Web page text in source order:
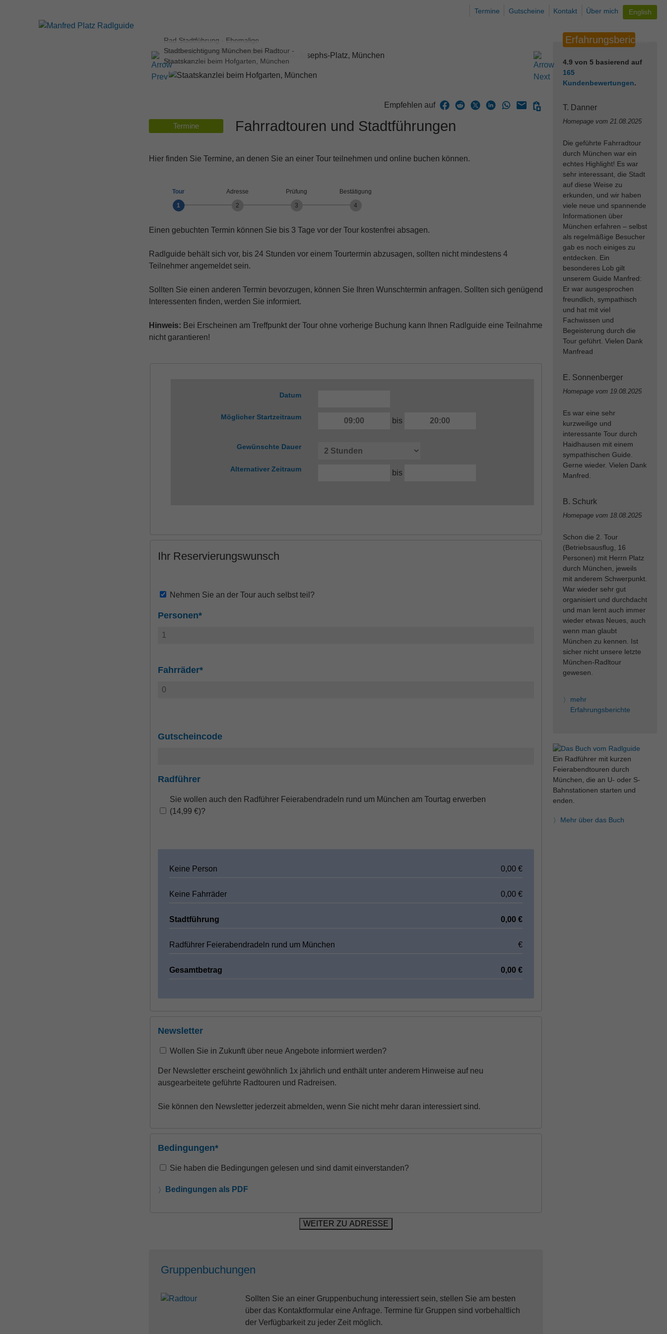
Termine Gutscheine Kontakt Über mich English
Rad Stadtführung - Ehemalige
Residenzpost am Max-Josephs-Platz,
München
Stadtbesichtigung München bei Radtour -
Staatskanzlei beim Hofgarten, München
Empfehlen auf
Termine Fahrradtouren und Stadtführungen
Hier finden Sie Termine, an denen Sie an einer Tour teilnehmen und online buchen können.
1
Tour
2
Adresse
3
Prüfung
4
Bestätigung
Einen gebuchten Termin können Sie bis 3 Tage vor der Tour kostenfrei absagen.
Radlguide behält sich vor, bis 24 Stunden vor einem Tourtermin abzusagen, sollten nicht mindestens 4
Teilnehmer angemeldet sein.
Sollten Sie einen anderen Termin bevorzugen, können Sie Ihren Wunschtermin anfragen. Sollten sich genügend
Interessenten finden, werden Sie informiert.
Hinweis: Bei Erscheinen am Treffpunkt der Tour ohne vorherige Buchung kann Ihnen Radlguide eine Teilnahme
nicht garantieren!
Datum
Möglicher Startzeitraum bis
Gewünschte Dauer
Alternativer Zeitraum bis
Ihr Reservierungswunsch
Nehmen Sie an der Tour auch selbst teil?
Personen*
Fahrräder*
Gutscheincode
Radführer
Sie wollen auch den Radführer Feierabendradeln rund um München am Tourtag erwerben
(14,99 €)?
Keine Person 0,00 €
Keine Fahrräder 0,00 €
Stadtführung 0,00 €
Radführer Feierabendradeln rund um München €
Gesamtbetrag 0,00 €
Newsletter
Wollen Sie in Zukunft über neue Angebote informiert werden?
Der Newsletter erscheint gewöhnlich 1x jährlich und enthält unter anderem Hinweise auf neu
ausgearbeitete geführte Radtouren und Radreisen.
Sie können den Newsletter jederzeit abmelden, wenn Sie nicht mehr daran interessiert sind.
Bedingungen*
Sie haben die Bedingungen gelesen und sind damit einverstanden?
Bedingungen als PDF
Gruppenbuchungen
Sollten Sie an einer Gruppenbuchung interessiert sein, stellen Sie am besten
über das Kontaktformular eine Anfrage. Termine für Gruppen sind vorbehaltlich
der Verfügbarkeit zu jeder Zeit möglich.
Erfahrungsberichte
4.9 von 5 basierend auf
165
Kundenbewertungen.
T. Danner
Homepage vom 21.08.2025
Die geführte Fahrradtour
durch München war ein
echtes Highlight! Es war
sehr interessant, die Stadt
auf diese Weise zu
erkunden, und wir haben
viele neue und spannende
Informationen über
München erfahren – selbst
als regelmäßige Besucher
gab es noch einiges zu
entdecken. Ein
besonderes Lob gilt
unserem Guide Manfred:
Er war ausgesprochen
freundlich, sympathisch
und hat mit viel
Fachwissen und
Begeisterung durch die
Tour geführt. Vielen Dank
Manfread
E. Sonnenberger
Homepage vom 19.08.2025
Es war eine sehr
kurzweilige und
interessante Tour durch
Haidhausen mit einem
sympathischen Guide.
Gerne wieder. Vielen Dank
Manfred.
B. Schurk
Homepage vom 18.08.2025
Schon die 2. Tour
(Betriebsausflug, 16
Personen) mit Herrn Platz
durch München, jeweils
mit anderem Schwerpunkt.
War wieder sehr gut
organisiert und durchdacht
und man lernt auch immer
wieder etwas Neues, auch
wenn man glaubt
München zu kennen. Ist
sicher nicht unsere letzte
München-Radltour
gewesen.
mehr
Erfahrungsberichte
Ein Radführer mit kurzen
Feierabendtouren durch
München, die an U- oder S-
Bahnstationen starten und
enden.
Mehr über das Buch